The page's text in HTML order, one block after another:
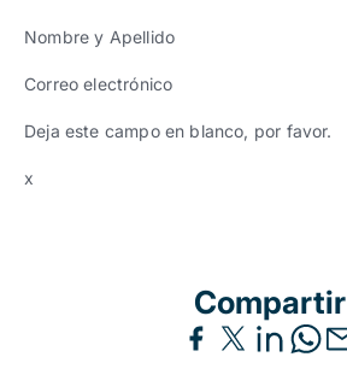
Nombre y Apellido
Correo electrónico
Deja este campo en blanco, por favor.
x
Compartir